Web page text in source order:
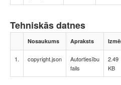
Tehniskās datnes
Nosaukums Apraksts
1. copyright.json
Autortiesību
fails
2.49
KB